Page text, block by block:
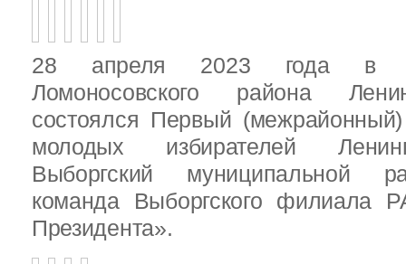
28 апреля 2023 года в
Ломоносовского района
состоялся Первый
молодых избирателей
Выборгский муниципальной
команда Выборгского филиала
Президента».